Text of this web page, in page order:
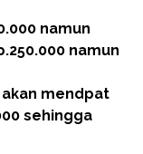
namun
namun
akan mendpat
sehingga